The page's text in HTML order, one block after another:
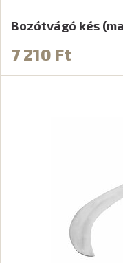
Bozótvágó kés
7 210 Ft